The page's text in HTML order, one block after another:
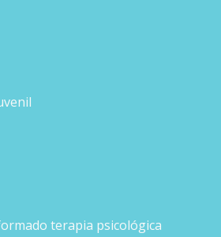
terapia psicológica